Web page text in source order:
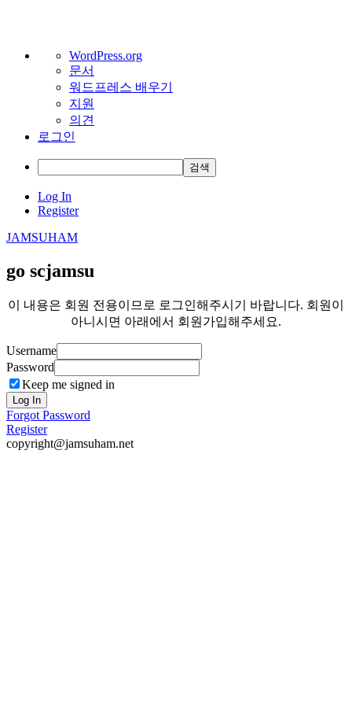
정
WordPress.org
문서
워드프레스 배우기
지원
의견
로그인
검
색
Skip
Log In
Register
JAMSUHAM
go scjamsu
이 내용은 회원 전용이므로 로그인해주시기 바랍니다. 회원이
아니시면 아래에서 회원가입해주세요.
Username
Password
Keep me signed in
Log In
Forgot Password
Register
copyright@jamsuham.net